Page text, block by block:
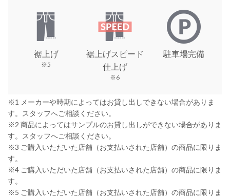
裾上げ
※5
裾上げスピード
仕上げ
※6
駐車場完備
※1 メーカーや時期によってはお貸し出しできない場合がありま
す。スタッフへご相談ください。
※2 商品によってはサンプルのお貸し出しができない場合がありま
す。スタッフへご相談ください。
※3 ご購入いただいた店舗（お支払いされた店舗）の商品に限りま
す。
※4 ご購入いただいた店舗（お支払いされた店舗）の商品に限りま
す。
※5 ご購入いただいた店舗（お支払いされた店舗）の商品に限りま